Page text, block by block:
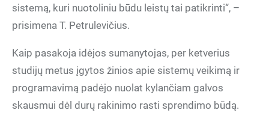
sistemą, kuri nuotoliniu būdu leistų tai patikrinti“, –
prisimena T. Petrulevičius.
Kaip pasakoja idėjos sumanytojas, per ketverius
studijų metus įgytos žinios apie sistemų veikimą ir
programavimą padėjo nuolat kylančiam galvos
skausmui dėl durų rakinimo rasti sprendimo būdą.